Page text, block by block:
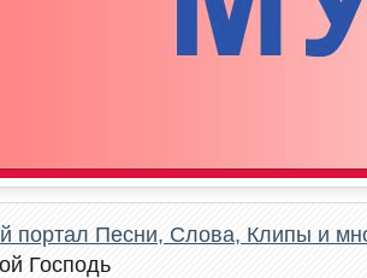
портал Песни, Слова, Клипы и
Господь